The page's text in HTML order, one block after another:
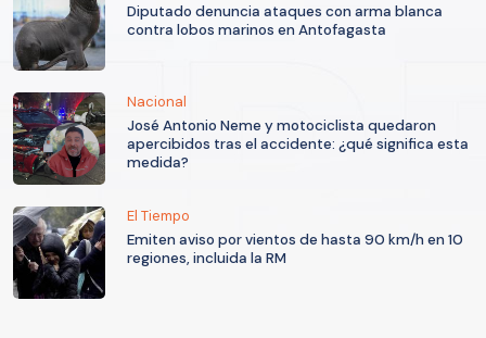
Diputado denuncia ataques con arma blanca
contra lobos marinos en Antofagasta
Nacional
José Antonio Neme y motociclista quedaron
apercibidos tras el accidente: ¿qué significa esta
medida?
El Tiempo
Emiten aviso por vientos de hasta 90 km/h en 10
regiones, incluida la RM